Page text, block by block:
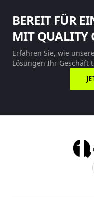
BEREIT FÜR
MIT QUALITY
Erfahren Sie, wie
Lösungen Ihr Geschäft